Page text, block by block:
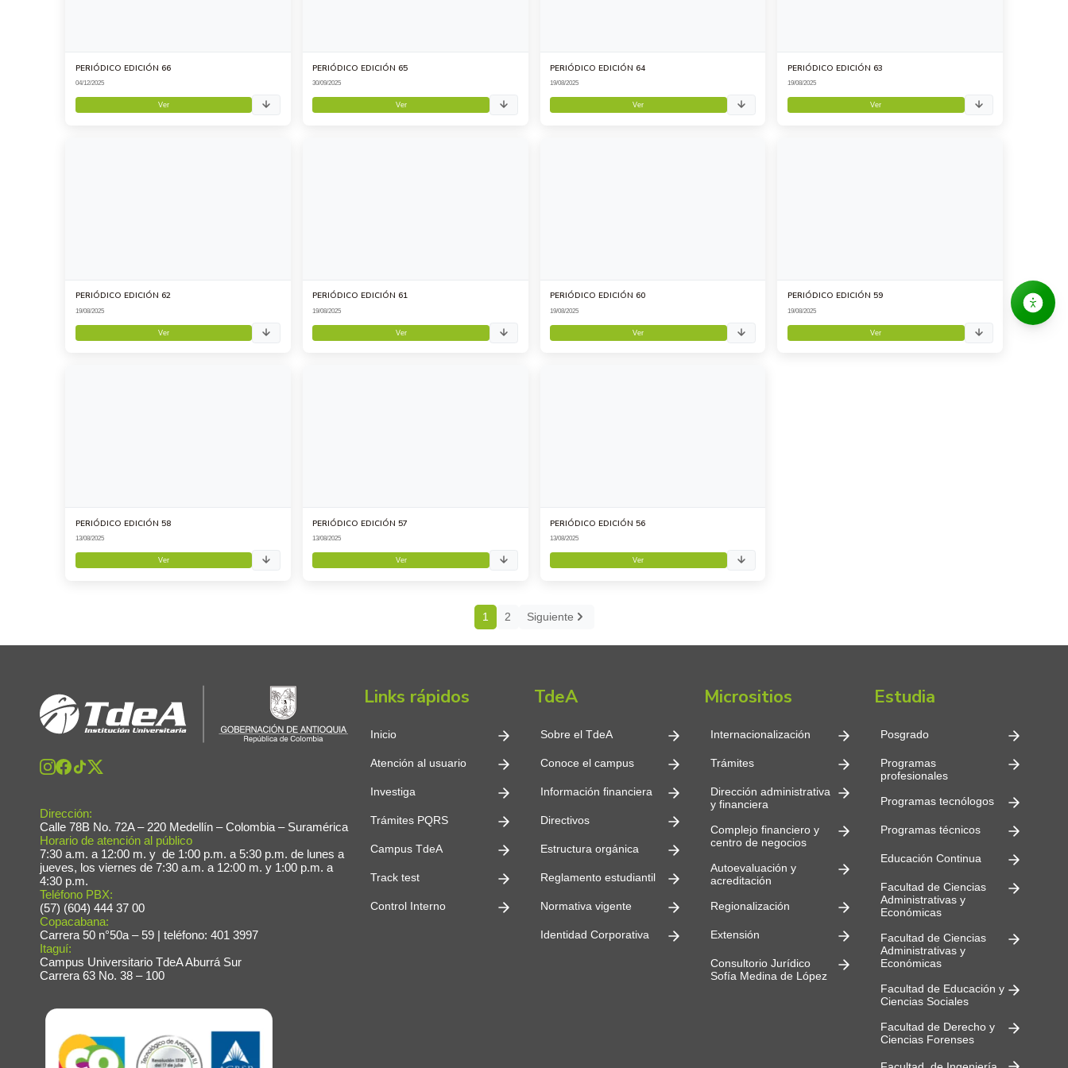
PERIÓDICO EDICIÓN 66
04/12/2025
Ver
PERIÓDICO EDICIÓN 65
30/09/2025
Ver
PERIÓDICO EDICIÓN 64
19/08/2025
Ver
PERIÓDICO EDICIÓN 63
19/08/2025
Ver
PERIÓDICO EDICIÓN 62
19/08/2025
Ver
PERIÓDICO EDICIÓN 61
19/08/2025
Ver
PERIÓDICO EDICIÓN 60
19/08/2025
Ver
PERIÓDICO EDICIÓN 59
19/08/2025
Ver
PERIÓDICO EDICIÓN 58
13/08/2025
Ver
PERIÓDICO EDICIÓN 57
13/08/2025
Ver
PERIÓDICO EDICIÓN 56
13/08/2025
Ver
1 2 Siguiente
Dirección:
Calle 78B No. 72A – 220 Medellín – Colombia – Suramérica
Horario de atención al público
7:30 a.m. a 12:00 m. y de 1:00 p.m. a 5:30 p.m. de lunes a
jueves, los viernes de 7:30 a.m. a 12:00 m. y 1:00 p.m. a
4:30 p.m.
Teléfono PBX:
(57) (604) 444 37 00
Copacabana:
Carrera 50 n°50a – 59 | teléfono: 401 3997
Itaguí:
Campus Universitario TdeA Aburrá Sur
Carrera 63 No. 38 – 100
Links rápidos
Inicio
Atención al usuario
Investiga
Trámites PQRS
Campus TdeA
Track test
Control Interno
TdeA
Sobre el TdeA
Conoce el campus
Información financiera
Directivos
Estructura orgánica
Reglamento estudiantil
Normativa vigente
Identidad Corporativa
Micrositios
Internacionalización
Trámites
Dirección administrativa
y financiera
Complejo financiero y
centro de negocios
Autoevaluación y
acreditación
Regionalización
Extensión
Consultorio Jurídico
Sofía Medina de López
Estudia
Posgrado
Programas
profesionales
Programas tecnólogos
Programas técnicos
Educación Continua
Facultad de Ciencias
Administrativas y
Económicas
Facultad de Ciencias
Administrativas y
Económicas
Facultad de Educación y
Ciencias Sociales
Facultad de Derecho y
Ciencias Forenses